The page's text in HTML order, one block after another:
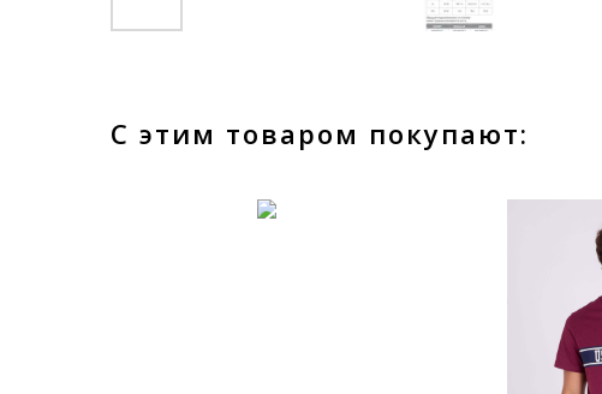
С этим товаром покупают: